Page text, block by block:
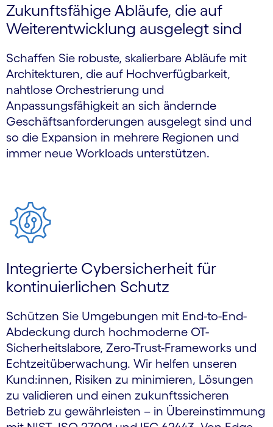
Zukunftsfähige Abläufe, die auf
Weiterentwicklung ausgelegt sind
Schaffen Sie robuste, skalierbare Abläufe mit
Architekturen, die auf Hochverfügbarkeit,
nahtlose Orchestrierung und
Anpassungsfähigkeit an sich ändernde
Geschäftsanforderungen ausgelegt sind und
so die Expansion in mehrere Regionen und
immer neue Workloads unterstützen.
Integrierte Cybersicherheit für
kontinuierlichen Schutz
Schützen Sie Umgebungen mit End-to-End-
Abdeckung durch hochmoderne OT-
Sicherheitslabore, Zero-Trust-Frameworks und
Echtzeitüberwachung. Wir helfen unseren
Kund:innen, Risiken zu minimieren, Lösungen
zu validieren und einen zukunftssicheren
Betrieb zu gewährleisten – in Übereinstimmung